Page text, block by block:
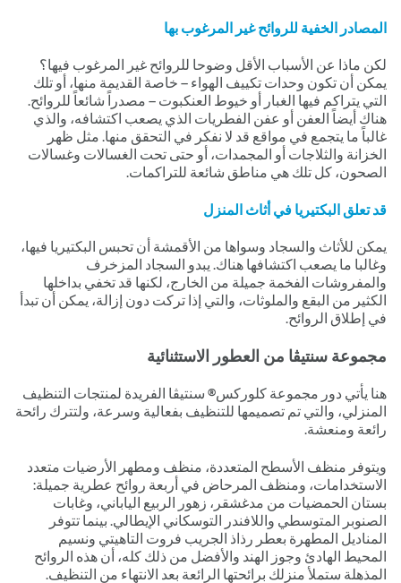
المصادر الخفية للروائح غير المرغوب بها
لكن ماذا عن الأسباب الأقل وضوحا للروائح غير المرغوب فيها؟
يمكن أن تكون وحدات تكييف الهواء – خاصة القديمة منها، أو تلك
التي يتراكم فيها الغبار أو خيوط العنكبوت – مصدراً شائعاً للروائح.
هناك أيضاً العفن أو عفن الفطريات الذي يصعب اكتشافه، والذي
غالباً ما يتجمع في مواقع قد لا نفكر في التحقق منها. مثل ظهر
الخزانة والثلاجات أو المجمدات، أو حتى تحت الغسالات وغسالات
الصحون، كل تلك هي مناطق شائعة للتراكمات.
قد تعلق البكتيريا في أثاث المنزل
يمكن للأثاث والسجاد وسواها من الأقمشة أن تحبس البكتيريا فيها،
وغالبا ما يصعب اكتشافها هناك. يبدو السجاد المزخرف
والمفروشات الفخمة جميلة من الخارج، لكنها قد تخفي بداخلها
الكثير من البقع والملوثات، والتي إذا تركت دون إزالة، يمكن أن تبدأ
في إطلاق الروائح.
مجموعة سنتيڤا من العطور الاستثنائية
هنا يأتي دور مجموعة كلوركس® سنتيڤا الفريدة لمنتجات التنظيف
المنزلي، والتي تم تصميمها للتنظيف بفعالية وسرعة، ولتترك رائحة
رائعة ومنعشة.
ويتوفر منظف الأسطح المتعددة، منظف ومطهر الأرضيات متعدد
الاستخدامات، ومنظف المرحاض في أربعة روائح عطرية جميلة:
بستان الحمضيات من مدغشقر، زهور الربيع الياباني، وغابات
الصنوبر المتوسطي واللافندر التوسكاني الإيطالي. بينما تتوفر
المناديل المطهرة بعطر رذاذ الجريب فروت التاهيتي ونسيم
المحيط الهادئ وجوز الهند والأفضل من ذلك كله، أن هذه الروائح
المذهلة ستملأ منزلك برائحتها الرائعة بعد الانتهاء من التنظيف.